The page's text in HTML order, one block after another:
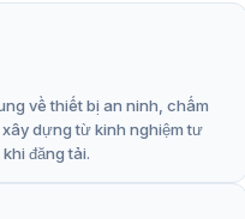
mạnh và tối, đảm bảo
khác, đáp ứng nhu cầu sử
đây:
về thiết bị an ninh, chấm
dựng từ kinh nghiệm tư
đăng tải.